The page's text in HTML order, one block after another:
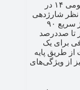
با امتیاز استفاده فعال حدود ۱۴ ساعت، شیائومی ۱۴ در
نظر شارژدهی
شناخته می‌شود. همچنین، با پشتیبانی از شارژ سریع ۹۰
دقیقه از صفر تا صددرصد
کافی برای یک
فراهم کند. شارژ بی‌سیم 50 وات از طریق پایه
معکوس بی‌سیم 10 وات نیز از ویژگی‌های